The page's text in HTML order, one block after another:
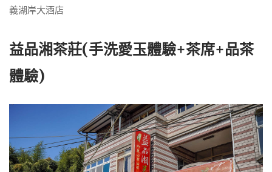
義湖岸大酒店
益品湘茶莊(手洗愛玉體驗+茶席+品茶
體驗)